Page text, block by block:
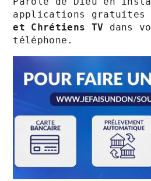
applications gratuites
et Chrétiens TV dans
téléphone.